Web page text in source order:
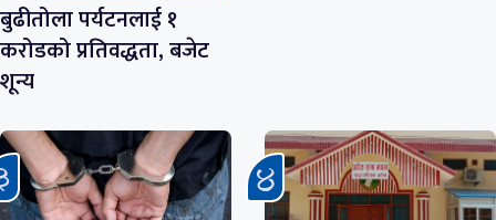
बुढीतोला पर्यटनलाई १
करोडको प्रतिवद्धता, बजेट
शून्य